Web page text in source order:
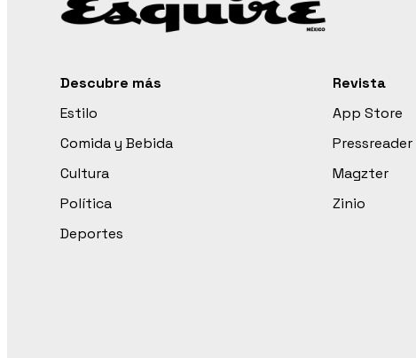
Descubre más
Estilo
Comida y Bebida
Cultura
Política
Deportes
Revista
App Store
Pressreader
Magzter
Zinio